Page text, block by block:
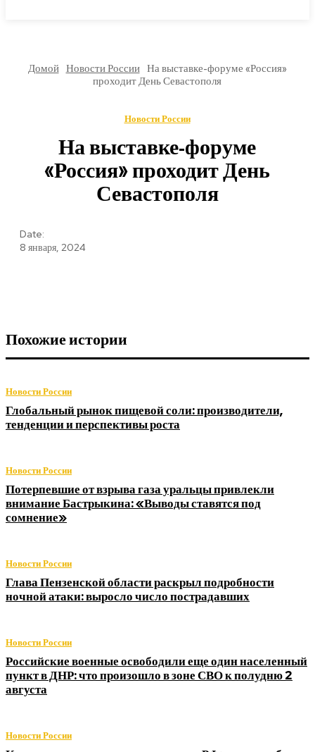
Домой Новости России На выставке-форуме «Россия»
проходит День Севастополя
Новости России
На выставке-форуме
«Россия» проходит День
Севастополя
Date:
8 января, 2024
Похожие истории
Новости России
Глобальный рынок пищевой соли: производители,
тенденции и перспективы роста
Новости России
Потерпевшие от взрыва газа уральцы привлекли
внимание Бастрыкина: «Выводы ставятся под
сомнение»
Новости России
Глава Пензенской области раскрыл подробности
ночной атаки: выросло число пострадавших
Новости России
Российские военные освободили еще один населенный
пункт в ДНР: что произошло в зоне СВО к полудню 2
августа
Новости России